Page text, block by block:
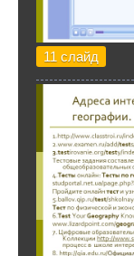
11 слайд